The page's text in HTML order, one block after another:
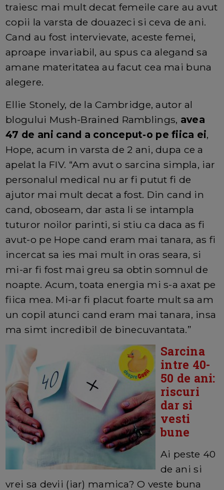
traiesc mai mult decat femeile care au avut
copii la varsta de douazeci si ceva de ani.
Cand au fost intervievate, aceste femei,
aproape invariabil, au spus ca alegand sa
amane materitatea au facut cea mai buna
alegere.
Ellie Stonely, de la Cambridge, autor al
blogului Mush-Brained Ramblings, avea
47 de ani cand a conceput-o pe fiica ei,
Hope, acum in varsta de 2 ani, dupa ce a
apelat la FIV. “Am avut o sarcina simpla, iar
personalul medical nu ar fi putut fi de
ajutor mai mult decat a fost. Din cand in
cand, oboseam, dar asta li se intampla
tuturor noilor parinti, si stiu ca daca as fi
avut-o pe Hope cand eram mai tanara, as fi
incercat sa ies mai mult in oras seara, si
mi-ar fi fost mai greu sa obtin somnul de
noapte. Acum, toata energia mi s-a axat pe
fiica mea. Mi-ar fi placut foarte mult sa am
un copil atunci cand eram mai tanara, insa
ma simt incredibil de binecuvantata.”
Sarcina
intre 40-
50 de ani:
riscuri
dar si
vesti
bune
Ai peste 40
de ani si
vrei sa devii (iar) mamica? O veste buna